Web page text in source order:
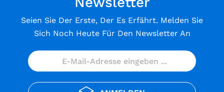
Seien Sie Der Erste, Der Es Erfährt. Melden Sie
Sich Noch Heute Für Den Newsletter An